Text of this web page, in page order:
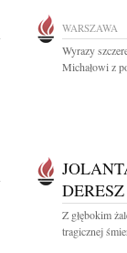
WARSZAWA
Wyrazy
Michałowi z
DERESZ
Z głębokim
tragicznej